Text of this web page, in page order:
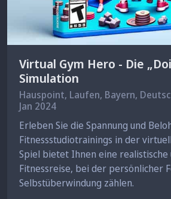
Virtual Gym Hero - Die
Simulation
Hauspoint, Laufen, Bayern,
Jan 2024
Erleben Sie die Spannung und
Fitnessstudiotrainings in der
Spiel bietet Ihnen eine
Fitnessreise, bei der persönlicher
Selbstüberwindung zählen.